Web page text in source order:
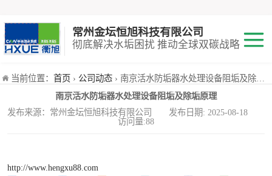
常州金坛恒旭科技有限公司
彻底解决水垢困扰 推动全球双碳战略
当前位置： 首页 › 公司动态 › 南京活水防垢器水处理设备阻垢及除垢原理
南京活水防垢器水处理设备阻垢及除垢原理
发布来源：常州金坛恒旭科技有限公司 发布日期: 2025-08-18
访问量:88
http://www.hengxu88.com
*活水器
铜基触媒防垢器